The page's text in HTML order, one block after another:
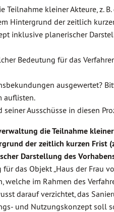
kleiner Akteure, z.
Hintergrund der zeitlich
inklusive planerischer
Bedeutung für das
ausgewertet?
auflisten.
Ausschüsse in diesen
die Teilnahme
der zeitlich kurzen Frist
Darstellung des
das Objekt „Haus der Frau
welche im Rahmen des
darauf verzichtet, das
und Nutzungskonzept